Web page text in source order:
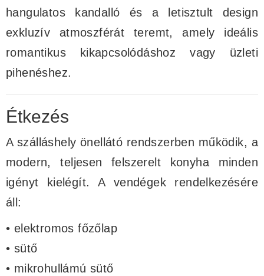
hangulatos kandalló és a letisztult design
exkluzív atmoszférát teremt, amely ideális
romantikus kikapcsolódáshoz vagy üzleti
pihenéshez.
Étkezés
A szálláshely önellátó rendszerben működik, a
modern, teljesen felszerelt konyha minden
igényt kielégít. A vendégek rendelkezésére
áll:
• elektromos főzőlap
• sütő
• mikrohullámú sütő